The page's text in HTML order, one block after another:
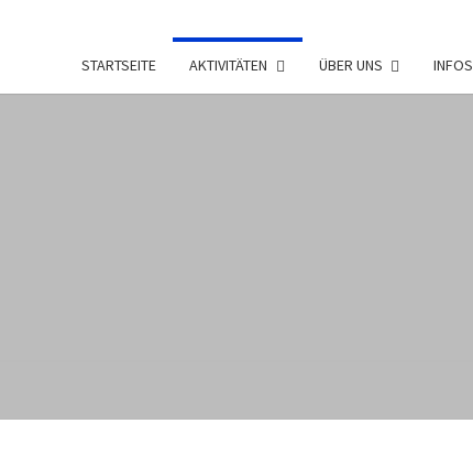
STARTSEITE AKTIVITÄTEN ÜBER UNS INFOS